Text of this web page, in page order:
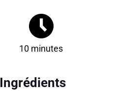
10 minutes
Ingrédients